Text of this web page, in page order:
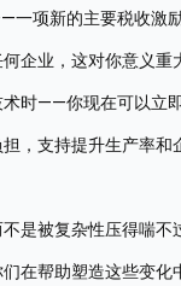
项新的主要税收激
企业，这对你意义重
时——你现在可以立
，支持提升生产率和
是被复杂性压得喘不
在帮助塑造这些变